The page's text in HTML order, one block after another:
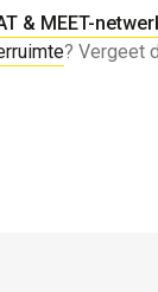
& MEET-
? Vergeet